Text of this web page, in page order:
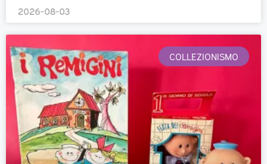
2026-08-03
COLLEZIONISMO